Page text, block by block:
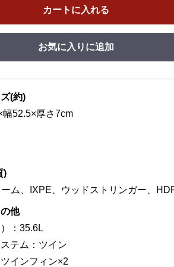
カートに入れる
お気に入りに追加
(約)
幅52.5×厚さ7cm
)
ム、IXPE、ウッドストリンガー、
他
：35.6L
テム：ツイン
インフィン×2